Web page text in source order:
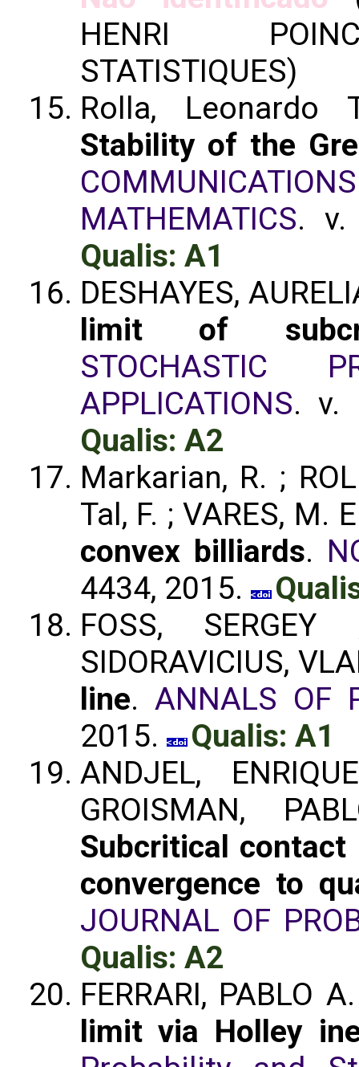
HENRI
STATISTIQUES)
Rolla, Leonardo
Stability of the
MATHEMATICS. v.
Qualis: A1
DESHAYES,
limit of
STOCHASTIC
APPLICATIONS. v.
Qualis: A2
Markarian, R. ;
Tal, F. ; VARES, M.
convex billiards.
4434, 2015.
FOSS,
SIDORAVICIUS,
line. ANNALS OF
2015.
Qualis: A1
ANDJEL,
GROISMAN,
Subcritical
convergence to
JOURNAL OF
Qualis: A2
FERRARI, PABLO
limit via Holley